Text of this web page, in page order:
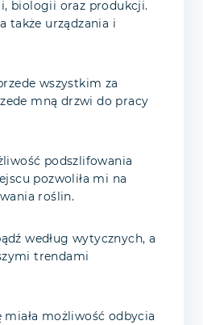
biologii oraz produkcji.
także urządzania i
wszystkim za
mną drzwi do pracy
podszlifowania
pozwoliła mi na
roślin.
według wytycznych, a
trendami
miała możliwość odbycia